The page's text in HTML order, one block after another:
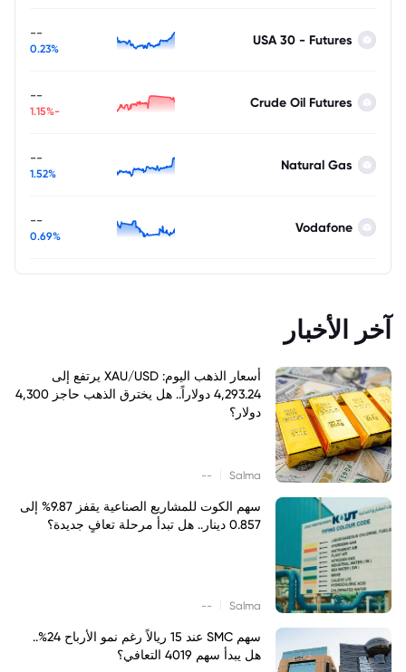
USA 30 - Futures
--
0.23%
Crude Oil Futures
--
-1.15%
Natural Gas
--
1.52%
Vodafone
--
0.69%
آخر الأخبار
أسعار الذهب اليوم: XAU/USD يرتفع إلى
4,293.24 دولاراً.. هل يخترق الذهب حاجز 4,300
دولار؟
Salma
--
سهم الكوت للمشاريع الصناعية يقفز 9.87% إلى
0.857 دينار.. هل تبدأ مرحلة تعافٍ جديدة؟
Salma
--
سهم SMC عند 15 ريالاً رغم نمو الأرباح 24%..
هل يبدأ سهم 4019 التعافي؟